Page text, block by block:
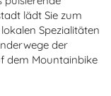
lädt Sie zum
Spezialitäten
der
dem Mountainbike